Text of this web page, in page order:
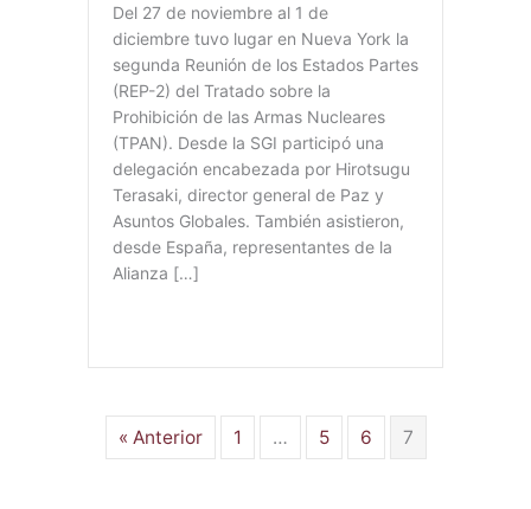
Del 27 de noviembre al 1 de
diciembre tuvo lugar en Nueva York la
segunda Reunión de los Estados Partes
(REP-2) del Tratado sobre la
Prohibición de las Armas Nucleares
(TPAN). Desde la SGI participó una
delegación encabezada por Hirotsugu
Terasaki, director general de Paz y
Asuntos Globales. También asistieron,
desde España, representantes de la
Alianza […]
« Anterior 1 … 5 6 7